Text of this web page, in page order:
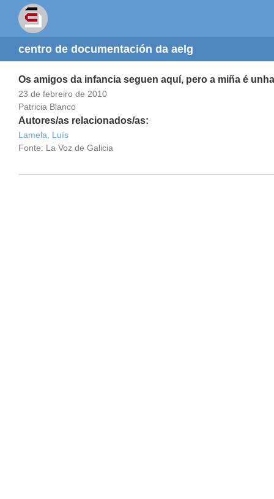
centro de documentación da aelg
Os amigos da infancia seguen aquí, pero a miña é
23 de febreiro de 2010
Patricia Blanco
Autores/as relacionados/as:
Lamela, Luís
Fonte: La Voz de Galicia